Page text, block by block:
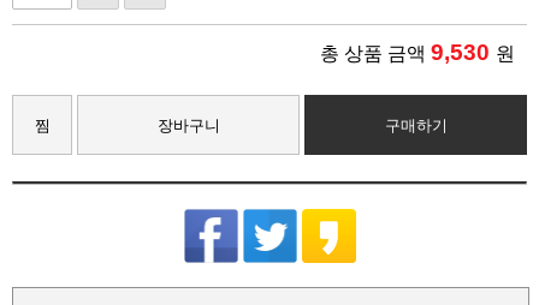
총 상품 금액 9,530 원
찜 장바구니 구매하기